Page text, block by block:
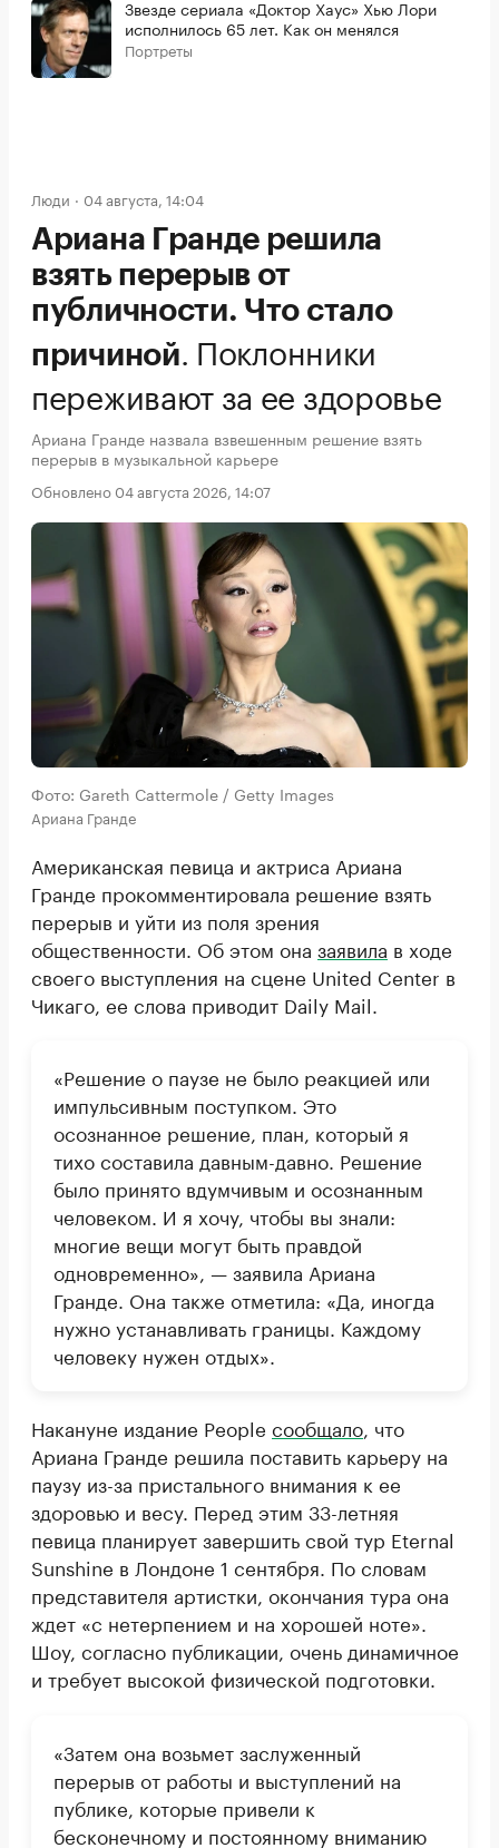
Звезде сериала «Доктор Хаус» Хью Лори
исполнилось 65 лет. Как он менялся
Портреты
Люди 04 августа, 14:04
Ариана Гранде решила
взять перерыв от
публичности. Что стало
причиной
Поклонники
переживают за ее здоровье
Ариана Гранде назвала взвешенным решение взять
перерыв в музыкальной карьере
Обновлено 04 августа 2026, 14:07
Фото: Gareth Cattermole / Getty Images
Ариана Гранде
Американская певица и актриса Ариана
Гранде прокомментировала решение взять
перерыв и уйти из поля зрения
общественности. Об этом она заявила в ходе
своего выступления на сцене United Center в
Чикаго, ее слова приводит Daily Mail.
«Решение о паузе не было реакцией или
импульсивным поступком. Это
осознанное решение, план, который я
тихо составила давным-давно. Решение
было принято вдумчивым и осознанным
человеком. И я хочу, чтобы вы знали:
многие вещи могут быть правдой
одновременно», — заявила Ариана
Гранде. Она также отметила: «Да, иногда
нужно устанавливать границы. Каждому
человеку нужен отдых».
Накануне издание People сообщало , что
Ариана Гранде решила поставить карьеру на
паузу из-за пристального внимания к ее
здоровью и весу. Перед этим 33-летняя
певица планирует завершить свой тур Eternal
Sunshine в Лондоне 1 сентября. По словам
представителя артистки, окончания тура она
ждет «с нетерпением и на хорошей ноте».
Шоу, согласно публикации, очень динамичное
и требует высокой физической подготовки.
«Затем она возьмет заслуженный
перерыв от работы и выступлений на
публике, которые привели к
бесконечному и постоянному вниманию